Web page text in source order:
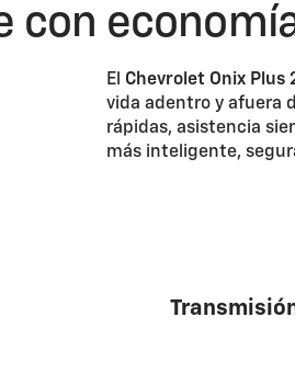
con
El Chevrolet Onix Plus
vida adentro y afuera
rápidas, asistencia
más inteligente,